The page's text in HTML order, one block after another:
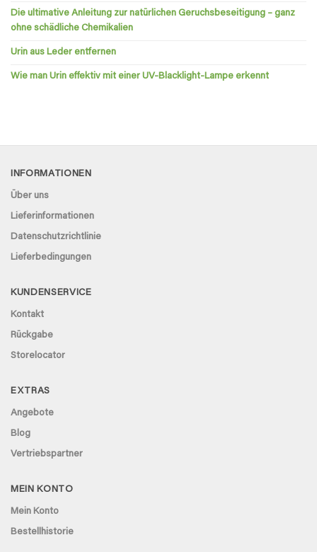
Die ultimative Anleitung zur natürlichen Geruchsbeseitigung – ganz
ohne schädliche Chemikalien
Urin aus Leder entfernen
Wie man Urin effektiv mit einer UV-Blacklight-Lampe erkennt
INFORMATIONEN
Über uns
Lieferinformationen
Datenschutzrichtlinie
Lieferbedingungen
KUNDENSERVICE
Kontakt
Rückgabe
Storelocator
EXTRAS
Angebote
Blog
Vertriebspartner
MEIN KONTO
Mein Konto
Bestellhistorie